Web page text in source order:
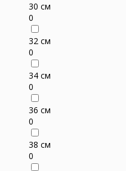
30 см
0
32 см
0
34 см
0
36 см
0
38 см
0